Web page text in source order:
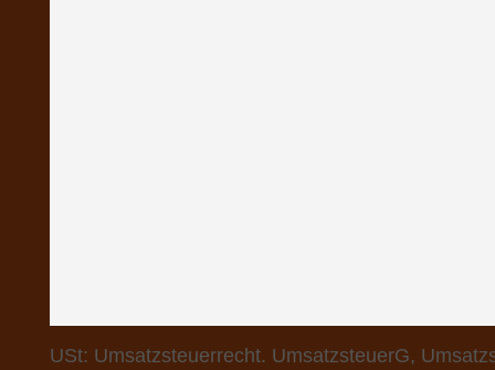
USt: Umsatzsteuerrecht. UmsatzsteuerG,